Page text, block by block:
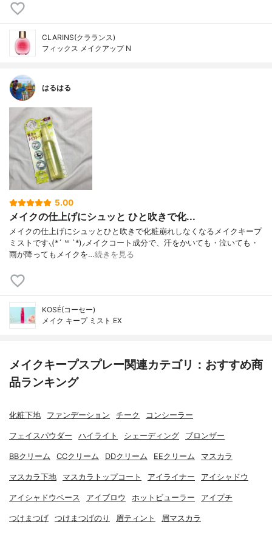
CLARINS(クラランス)
フィックス メイクアップ N
はるはる
5.00
メイクの仕上げにシュッと ひと吹きで化...
メイクの仕上げにシュッとひと吹きで化粧崩れしなくなるメイクキープ
ミストです⸜(*´ ꒳ `*)⸝メイクコート成分で、汗をかいても・泣いても・
雨が降ってもメイクを…続きを見る
KOSÉ(コーセー)
メイク キープ ミスト EX
メイクキープスプレー関連カテゴリ：おすすめ商
品ランキング
化粧下地 ファンデーション チーク コンシーラー
フェイスパウダー ハイライト シェーディング ブロンザー
BBクリーム CCクリーム DDクリーム EEクリーム マスカラ
マスカラ下地 マスカラトップコート アイライナー アイシャドウ
アイシャドウベース アイブロウ ホットビューラー アイプチ
つけまつげ つけまつげのり 眉ティント 眉マスカラ